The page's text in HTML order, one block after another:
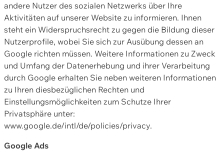
andere Nutzer des sozialen Netzwerks über Ihre
Aktivitäten auf unserer Website zu informieren. Ihnen
steht ein Widerspruchsrecht zu gegen die Bildung dieser
Nutzerprofile, wobei Sie sich zur Ausübung dessen an
Google richten müssen. Weitere Informationen zu Zweck
und Umfang der Datenerhebung und ihrer Verarbeitung
durch Google erhalten Sie neben weiteren Informationen
zu Ihren diesbezüglichen Rechten und
Einstellungsmöglichkeiten zum Schutze Ihrer
Privatsphäre unter:
www.google.de/intl/de/policies/privacy.
Google Ads